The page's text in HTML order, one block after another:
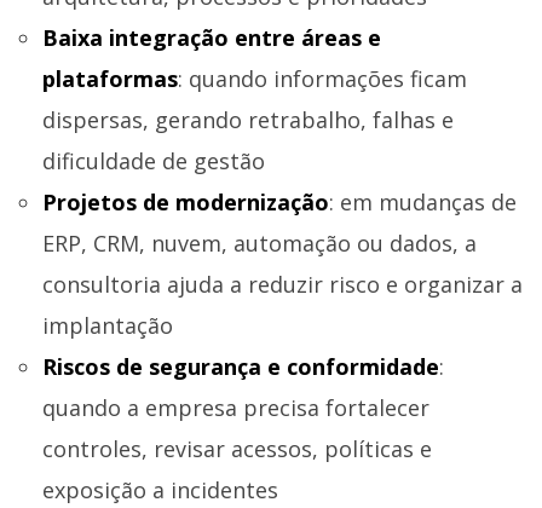
Baixa integração entre áreas e
plataformas: quando informações ficam
dispersas, gerando retrabalho, falhas e
dificuldade de gestão
Projetos de modernização: em mudanças de
ERP, CRM, nuvem, automação ou dados, a
consultoria ajuda a reduzir risco e organizar a
implantação
Riscos de segurança e conformidade:
quando a empresa precisa fortalecer
controles, revisar acessos, políticas e
exposição a incidentes